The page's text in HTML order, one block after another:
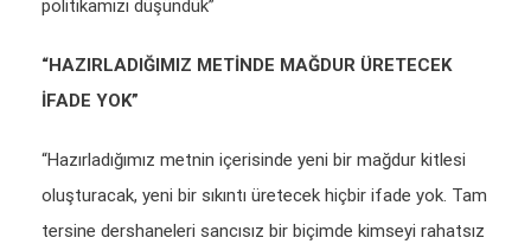
politikamızı düşündük”
“HAZIRLADIĞIMIZ METİNDE MAĞDUR ÜRETECEK
İFADE YOK”
“Hazırladığımız metnin içerisinde yeni bir mağdur kitlesi
oluşturacak, yeni bir sıkıntı üretecek hiçbir ifade yok. Tam
tersine dershaneleri sancısız bir biçimde kimseyi rahatsız